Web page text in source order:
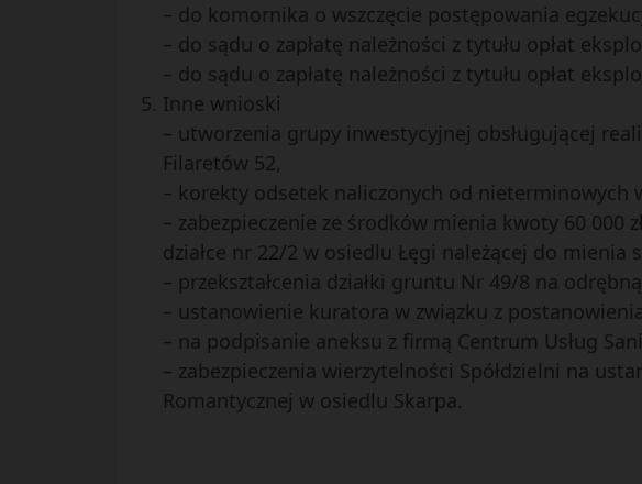
– do komornika o wszczęcie postępowania
– do sądu o zapłatę należności z tytułu opłat
– do sądu o zapłatę należności z tytułu opłat
Inne wnioski
– utworzenia grupy inwestycyjnej obsługującej
Filaretów 52,
– korekty odsetek naliczonych od nieterminowych
– zabezpieczenie ze środków mienia kwoty 60 000
działce nr 22/2 w osiedlu Łęgi należącej do mienia
– przekształcenia działki gruntu Nr 49/8 na
– ustanowienie kuratora w związku z
– na podpisanie aneksu z firmą Centrum Usług
– zabezpieczenia wierzytelności Spółdzielni na
Romantycznej w osiedlu Skarpa.